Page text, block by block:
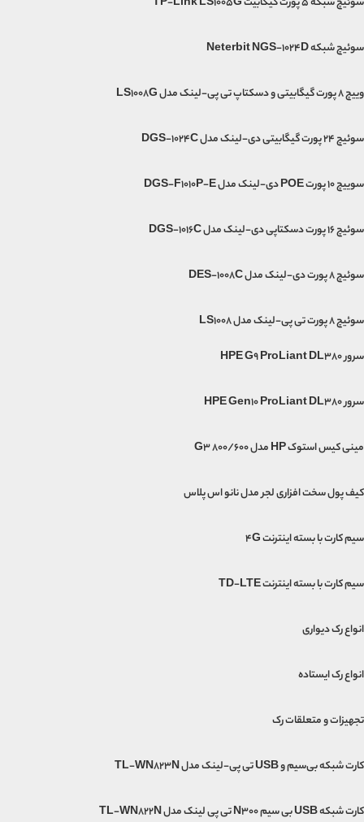
سوئیچ شبکه Neterbit NGS-1024D
وییچ 8 پورت گیگابیتی و دسکتاپ تی پی-لینک مدل LS1008G
سوئیچ 24 پورت گیگابیتی دی-لینک مدل DGS-1024C
سوییچ 10 پورت POE دی-لینک مدل DGS-F1010P-E
سوئیچ 16 پورت دسکتاپی دی-لینک مدل DGS-1016C
سوئیچ 8 پورت دی-لینک مدل DES-1008C
سوئیچ ۸ پورت تی پی-لینک مدل LS1008
سرور HPE G9 ProLiant DL380
سرور HPE Gen10 ProLiant DL380
مینی‌ کیس استوک HP مدل G3 800/600
کیف پول سخت افزاری لجر مدل نانو اس پلاس
سیم کارت با بسته اینترنت 4G
سیم کارت با بسته اینترنت TD-LTE
انواع رک دیواری
انواع رک ایستاده
تجهیزات و متعلقات رک
کارت شبکه بی‌سیم و USB تی پی-لینک مدل TL-WN823N
کارت شبکه USB بی‌ سیم N300 تی پی لینک مدل TL-WN822N